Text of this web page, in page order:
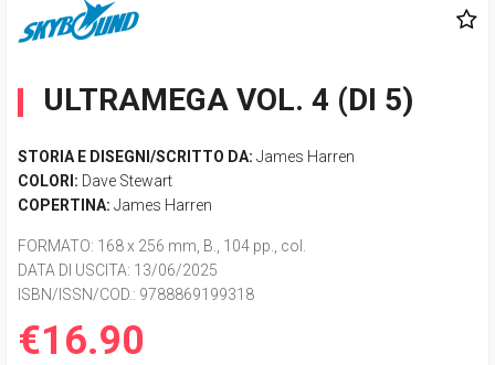
ULTRAMEGA VOL. 4 (DI 5)
STORIA E DISEGNI/SCRITTO DA: James Harren
COLORI: Dave Stewart
COPERTINA: James Harren
FORMATO: 168 x 256 mm, B., 104 pp., col.
DATA DI USCITA: 13/06/2025
ISBN/ISSN/COD.: 9788869199318
€16.90